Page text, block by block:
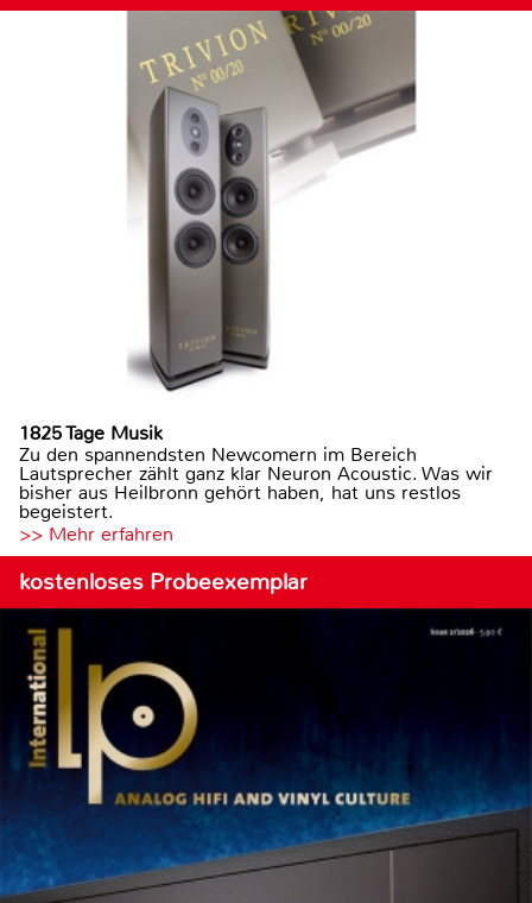
1825 Tage Musik
Zu den spannendsten Newcomern im Bereich
Lautsprecher zählt ganz klar Neuron Acoustic. Was wir
bisher aus Heilbronn gehört haben, hat uns restlos
begeistert.
>> Mehr erfahren
kostenloses Probeexemplar